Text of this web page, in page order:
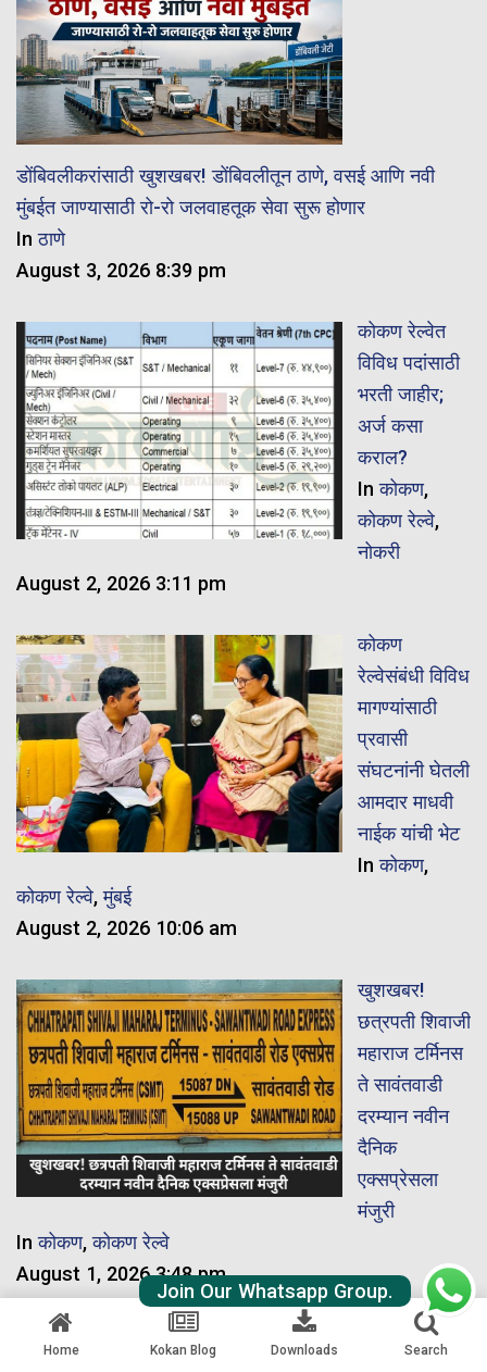
डोंबिवलीकरांसाठी खुशखबर! डोंबिवलीतून ठाणे, वसई आणि नवी
मुंबईत जाण्यासाठी रो-रो जलवाहतूक सेवा सुरू होणार
Inठाणे
August 3, 2026 8:39 pm
कोकण रेल्वेत
विविध पदांसाठी
भरती जाहीर;
अर्ज कसा
कराल?
Inकोकण,
कोकण रेल्वे,
नोकरी
August 2, 2026 3:11 pm
कोकण
रेल्वेसंबंधी विविध
मागण्यांसाठी
प्रवासी
संघटनांनी घेतली
आमदार माधवी
नाईक यांची भेट
Inकोकण,
कोकण रेल्वे,मुंबई
August 2, 2026 10:06 am
खुशखबर!
छत्रपती शिवाजी
महाराज टर्मिनस
ते सावंतवाडी
दरम्यान नवीन
दैनिक
एक्सप्रेसला
मंजुरी
Inकोकण,कोकण रेल्वे
August 1, 2026 3:48 pm
मालवण –
Home Kokan Blog Downloads Search
Join Our Whatsapp Group.